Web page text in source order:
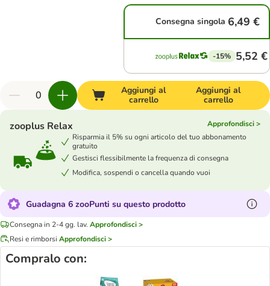
Consegna singola 6,49 €
-15% 5,52 €
Aggiungi al
carrello
Aggiungi al
carrello
zooplus Relax
Approfondisci >
Risparmia il 5% su ogni articolo del tuo abbonamento
gratuito
Gestisci flessibilmente la frequenza di consegna
Modifica, sospendi o cancella quando vuoi
Guadagna 6 zooPunti su questo prodotto
Consegna in 2-4 gg. lav. Approfondisci >
Resi e rimborsi Approfondisci >
Compralo con: